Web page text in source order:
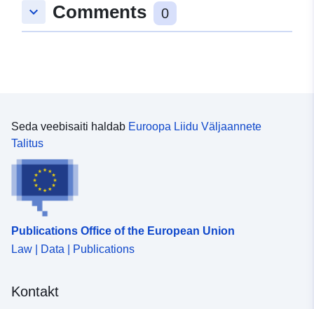
uriRef:
http://data.europa.eu/88u/dataset/
31c5-4c5b-a551-b6a0703c054f
keyboard_arrow_down Comments 0
Seda veebisaiti haldab Euroopa Liidu Väljaannete
Talitus
Publications Office of the European Union
Law | Data | Publications
Kontakt